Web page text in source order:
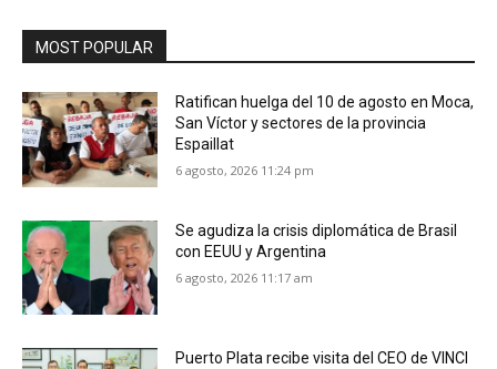
MOST POPULAR
Ratifican huelga del 10 de agosto en Moca,
San Víctor y sectores de la provincia
Espaillat
6 agosto, 2026 11:24 pm
Se agudiza la crisis diplomática de Brasil
con EEUU y Argentina
6 agosto, 2026 11:17 am
Puerto Plata recibe visita del CEO de VINCI